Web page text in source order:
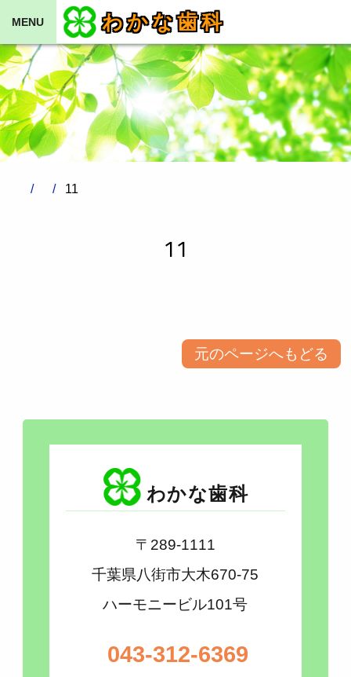
MENU わかな歯科
11
11
元のページへもどる
わかな歯科
〒289-1111
千葉県八街市大木670-75
ハーモニービル101号
043-312-6369